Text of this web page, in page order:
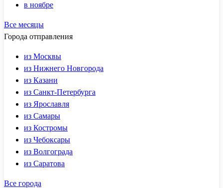
в ноябре
Все месяцы
Города отправления
из Москвы
из Нижнего Новгорода
из Казани
из Санкт-Петербурга
из Ярославля
из Самары
из Костромы
из Чебоксары
из Волгограда
из Саратова
Все города